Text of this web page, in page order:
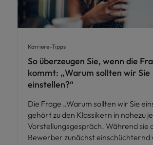
Karriere-Tipps
So überzeugen Sie, wenn die
kommt: „Warum sollten wir Sie
einstellen?“
Die Frage „Warum sollten wir Sie
gehört zu den Klassikern in nahezu
Vorstellungsgespräch. Während sie
Bewerber zunächst einschüchternd